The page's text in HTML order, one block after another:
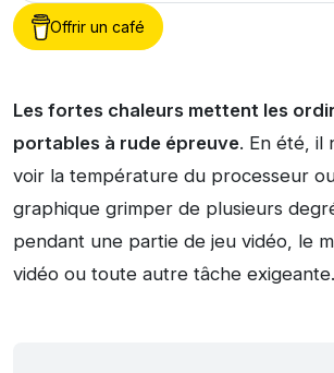
Offrir un café
Les fortes chaleurs mettent les
portables à rude épreuve. En été, il
voir la température du processeur
graphique grimper de plusieurs
pendant une partie de jeu vidéo, le
vidéo ou toute autre tâche exigeante.